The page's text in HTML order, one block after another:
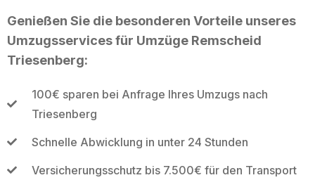
Genießen Sie die besonderen Vorteile unseres
Umzugsservices für Umzüge Remscheid
Triesenberg:
100€ sparen bei Anfrage Ihres Umzugs nach
Triesenberg
Schnelle Abwicklung in unter 24 Stunden
Versicherungsschutz bis 7.500€ für den Transport